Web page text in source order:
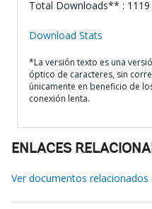
Total Downloads** : 1119
Download Stats
*La versión texto es una
óptico de caracteres, sin
únicamente en beneficio de
conexión lenta.
ENLACES
Ver documentos